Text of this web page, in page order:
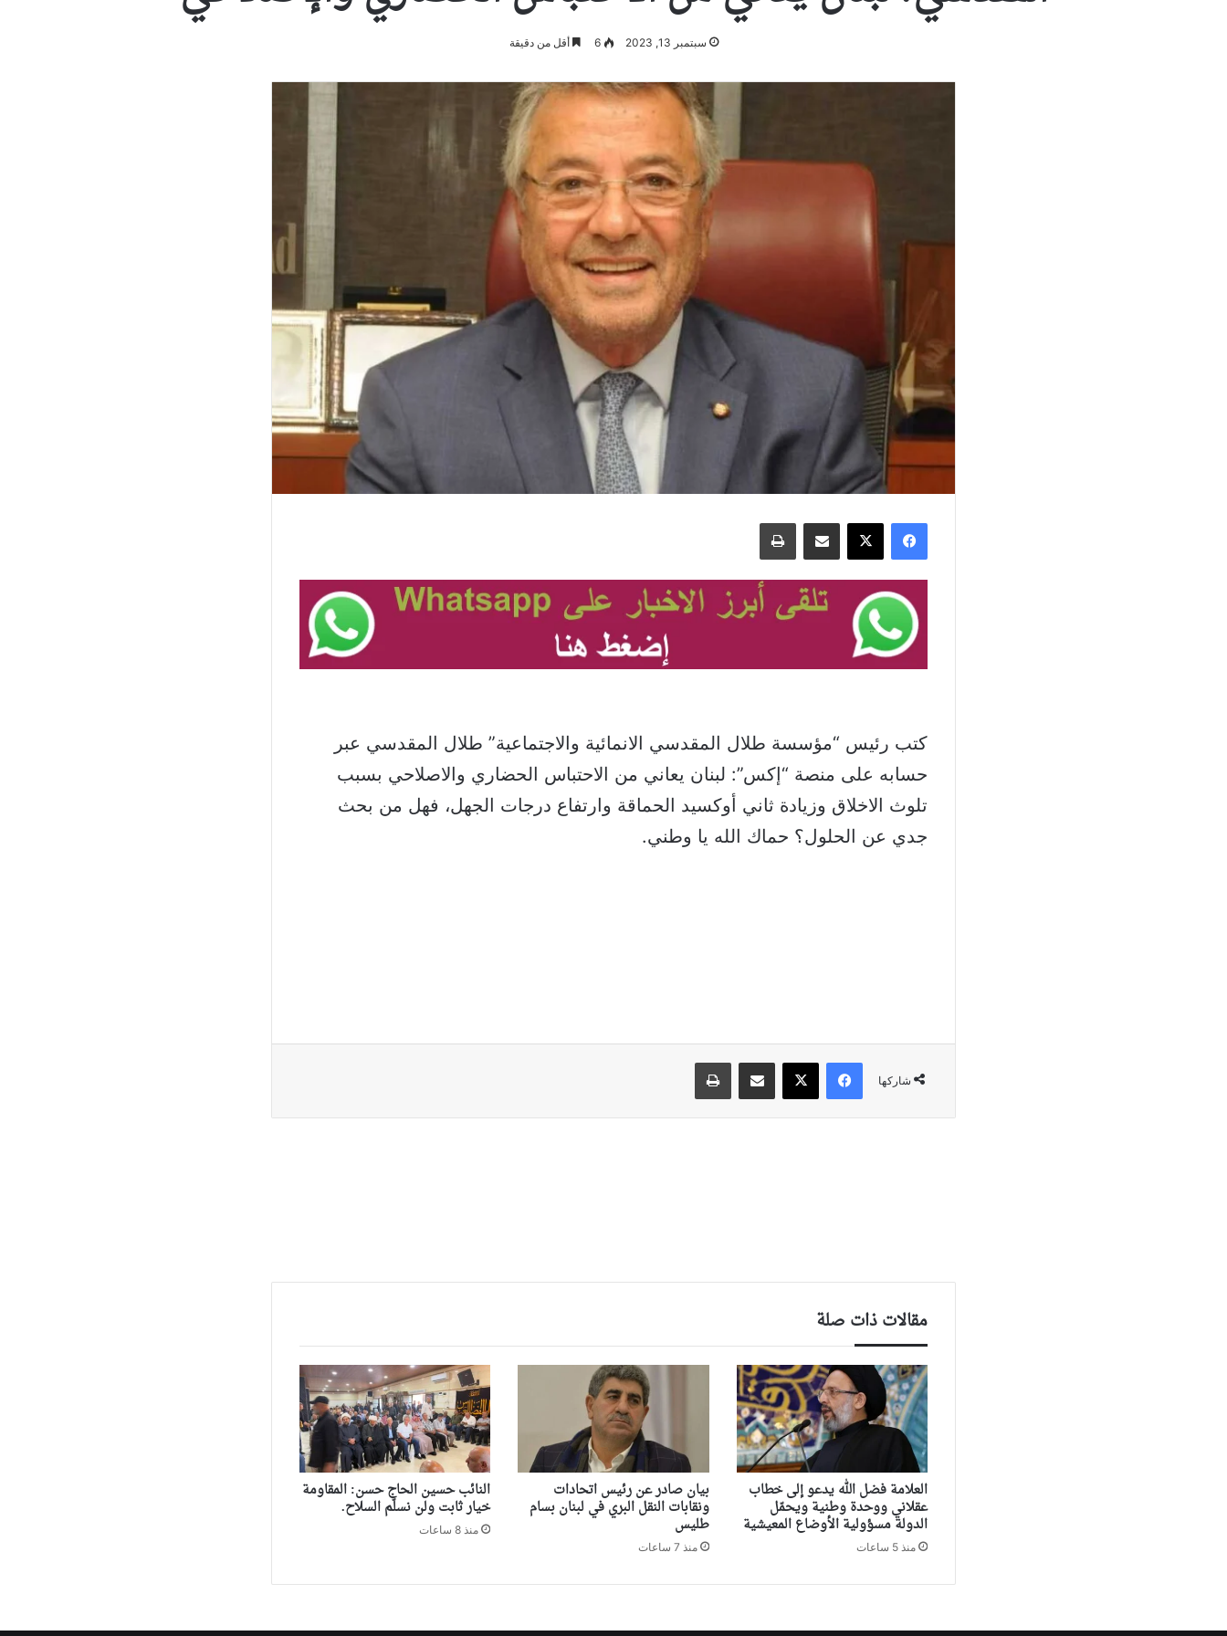
سبتمبر 13, 2023 6 أقل من دقيقة
فيسبوك ‫X مشاركة عبر البريد طباعة
كتب رئيس “مؤسسة طلال المقدسي الانمائية والاجتماعية” طلال المقدسي عبر
حسابه على منصة “إكس”: لبنان يعاني من الاحتباس الحضاري والاصلاحي بسبب
تلوث الاخلاق وزيادة ثاني أوكسيد الحماقة وارتفاع درجات الجهل، فهل من بحث
جدي عن الحلول؟ حماك الله يا وطني.
شاركها
فيسبوك ‫X مشاركة عبر البريد طباعة
مقالات ذات صلة
العلامة فضل الله يدعو إلى خطاب
عقلاني ووحدة وطنية ويحمّل
الدولة مسؤولية الأوضاع المعيشية
منذ 5 ساعات
بيان صادر عن رئيس اتحادات
ونقابات النقل البري في لبنان بسام
طليس
منذ 7 ساعات
النائب حسين الحاج حسن: المقاومة
خيار ثابت ولن نسلّم السلاح.
منذ 8 ساعات